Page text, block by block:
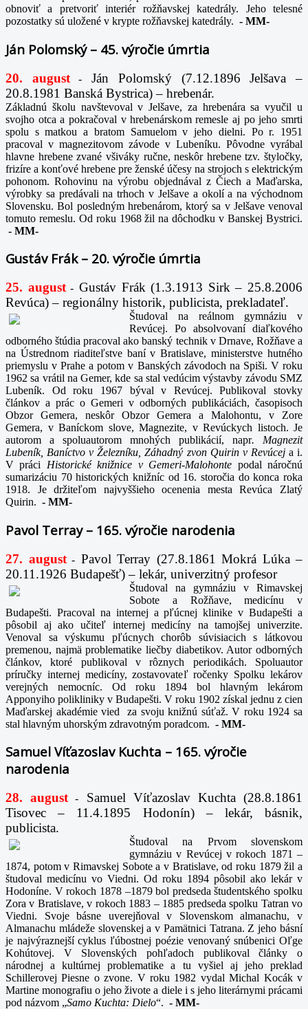
obnoviť a pretvoriť interiér rožňavskej katedrály. Jeho telesné
pozostatky sú uložené v krypte rožňavskej katedrály. - MM-
Ján Polomský – 45. výročie úmrtia
20. august-
Ján Polomský (7.12.1896 Jelšava –
20.8.1981 Banská Bystrica) – hrebenár.
Základnú školu navštevoval v Jelšave, za hrebenára sa vyučil u
svojho otca a pokračoval v hrebenárskom remesle aj po jeho smrti
spolu s matkou a bratom Samuelom v jeho dielni. Po r. 1951
pracoval v magnezitovom závode v Lubeníku. Pôvodne vyrábal
hlavne hrebene zvané všiváky ručne, neskôr hrebene tzv. štyločky,
frizíre a konťové hrebene pre ženské účesy na strojoch s elektrickým
pohonom. Rohovinu na výrobu objednával z Čiech a Maďarska,
výrobky sa predávali na trhoch v Jelšave a okolí a na východnom
Slovensku. Bol posledným hrebenárom, ktorý sa v Jelšave venoval
tomuto remeslu. Od roku 1968 žil na dôchodku v Banskej Bystrici.
- MM-
Gustáv Frák – 20. výročie úmrtia
25. august- Gustáv Frák (1.3.1913 Sirk – 25.8.2006
Revúca) – regionálny historik, publicista, prekladateľ.
Študoval na reálnom gymnáziu v
Revúcej. Po absolvovaní diaľkového
odborného štúdia pracoval ako banský technik v Drnave, Rožňave a
na Ústrednom riaditeľstve baní v Bratislave, ministerstve hutného
priemyslu v Prahe a potom v Banských závodoch na Spiši. V roku
1962 sa vrátil na Gemer, kde sa stal vedúcim výstavby závodu SMZ
Lubeník. Od roku 1967 býval v Revúcej. Publikoval stovky
článkov a prác o Gemeri v odborných publikáciách, časopisoch
Obzor Gemera, neskôr Obzor Gemera a Malohontu, v Zore
Gemera, v Baníckom slove, Magnezite, v Revúckych listoch. Je
autorom a spoluautorom mnohých publikácií, napr. Magnezit
Lubeník, Baníctvo v Železníku, Záhadný zvon Quirin v Revúcej a i.
V práci Historické knižnice v Gemeri-Malohonte podal náročnú
sumarizáciu 70 historických knižníc od 16. storočia do konca roka
1918. Je držiteľom najvyššieho ocenenia mesta Revúca Zlatý
Quirin. - MM-
Pavol Terray – 165. výročie narodenia
27. august- Pavol Terray (27.8.1861 Mokrá Lúka –
20.11.1926 Budapešť) – lekár, univerzitný profesor
Študoval na gymnáziu v Rimavskej
Sobote a Rožňave, medicínu v
Budapešti. Pracoval na internej a pľúcnej klinike v Budapešti a
pôsobil aj ako učiteľ internej medicíny na tamojšej univerzite.
Venoval sa výskumu pľúcnych chorôb súvisiacich s látkovou
premenou, najmä problematike liečby diabetikov. Autor odborných
článkov, ktoré publikoval v rôznych periodikách. Spoluautor
príručky internej medicíny, zostavovateľ ročenky Spolku lekárov
verejných nemocníc. Od roku 1894 bol hlavným lekárom
Apponyiho polikliniky v Budapešti. V roku 1902 získal jednu z cien
Maďarskej akadémie vied za svoju knižnú súťaž. V roku 1924 sa
stal hlavným uhorským zdravotným poradcom. - MM-
Samuel Víťazoslav Kuchta – 165. výročie
narodenia
28. august -
Samuel Víťazoslav Kuchta (28.8.1861
Tisovec – 11.4.1895 Hodonín) – lekár, básnik,
publicista.
Študoval na Prvom slovenskom
gymnáziu v Revúcej v rokoch 1871 –
1874, potom v Rimavskej Sobote a v Bratislave, od roku 1879 žil a
študoval medicínu vo Viedni. Od roku 1894 pôsobil ako lekár v
Hodoníne. V rokoch 1878 –1879 bol predseda študentského spolku
Zora v Bratislave, v rokoch 1883 – 1885 predseda spolku Tatran vo
Viedni. Svoje básne uverejňoval v Slovenskom almanachu, v
Almanachu mládeže slovenskej a v Pamätnici Tatrana. Z jeho básní
je najvýraznejší cyklus ľúbostnej poézie venovaný snúbenici Oľge
Kohútovej. V Slovenských pohľadoch publikoval články o
národnej a kultúrnej problematike a tu vyšiel aj jeho preklad
Schillerovej Piesne o zvone. V roku 1982 vydal Michal Kocák v
Martine monografiu o jeho živote a diele i s jeho literárnymi prácami
pod názvom „Samo Kuchta: Dielo“. - MM-